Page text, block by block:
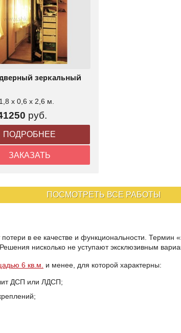
зеркальный
1,8 x 0,6 x 2,6 м.
руб.
ПОДРОБНЕЕ
ЗАКАЗАТЬ
ПОСМОТРЕТЬ ВСЕ РАБОТЫ
в ее качестве и функциональности. Термин
нисколько не уступают эксклюзивным
6 кв.м. и менее, для которой характерны:
ДСП или ЛДСП;